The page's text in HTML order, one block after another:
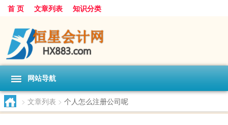
首 页 文章列表 知识分类
网站导航
> 文章列表 > 个人怎么注册公司呢